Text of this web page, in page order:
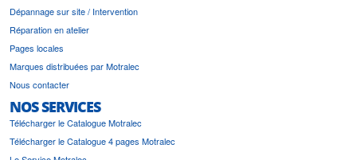
Dépannage sur site / Intervention
Réparation en atelier
Pages locales
Marques distribuées par Motralec
Nous contacter
NOS SERVICES
Télécharger le Catalogue Motralec
Télécharger le Catalogue 4 pages Motralec